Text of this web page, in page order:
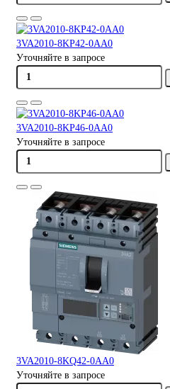
3VA2010-8KP42-0AA0
Уточняйте в запросе
3VA2010-8KP46-0AA0
Уточняйте в запросе
3VA2010-8KQ42-0AA0
Уточняйте в запросе